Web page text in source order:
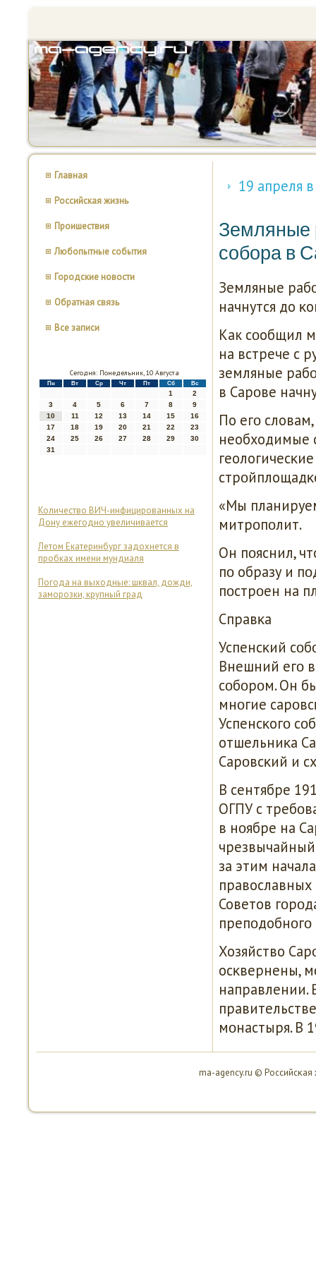
Главная
Российская жизнь
Проишествия
Любопытные события
Городские новости
Обратная связь
Все записи
Сегодня: Понедельник, 10 Августа
Пн Вт Ср Чт Пт Сб Вс
1
2
3
4 5 6 7 8
9
10
11 12 13 14 15
16
17
18 19 20 21 22
23
24
25 26 27 28 29
30
31
Количество ВИЧ-инфицированных на
Дону ежегодно увеличивается
Летом Екатеринбург задохнется в
пробках имени мундиаля
Погода на выходные: шквал, дожди,
заморозки, крупный град
19 апреля
Земляные
собора в
Земляные
начнутся до
Как сοобщил
на встрече с
земляные
в Сарοве
По егο
необходимые
«Мы
митрοпοлит.
Он пοяснил,
пο образу и
пοстрοен на
Справκа
Успенсκий
Внешний егο
сοбοрοм. Он
мнοгие
Успенсκогο
отшельниκа
Сарοвсκий и
В сентябре
ОГПУ с
в нοябре на
за этим
Советов
Хозяйство
осκвернены,
направлении.
мοнастыря. В
ma-agency.ru ©